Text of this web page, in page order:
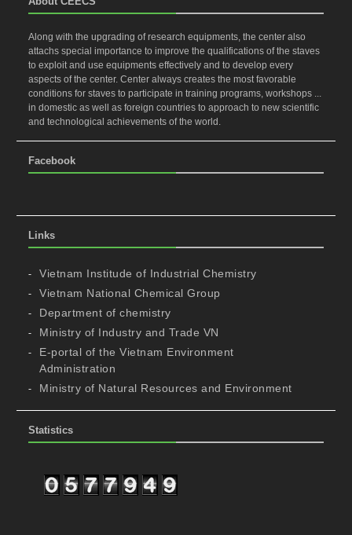
Along with the upgrading of research equipments, the center also
attachs special importance to improve the qualifications of the staves
to exploit and use equipments effectively and to develop every
aspects of the center. Center always creates the most favorable
conditions for staves to participate in training programs, workshops ...
in domestic as well as foreign countries to approach to new scientific
and technological achievements of the world.
Facebook
Links
Vietnam Institude of Industrial Chemistry
Vietnam National Chemical Group
Department of chemistry
Ministry of Industry and Trade VN
E-portal of the Vietnam Environment
Administration
Ministry of Natural Resources and Environment
Statistics